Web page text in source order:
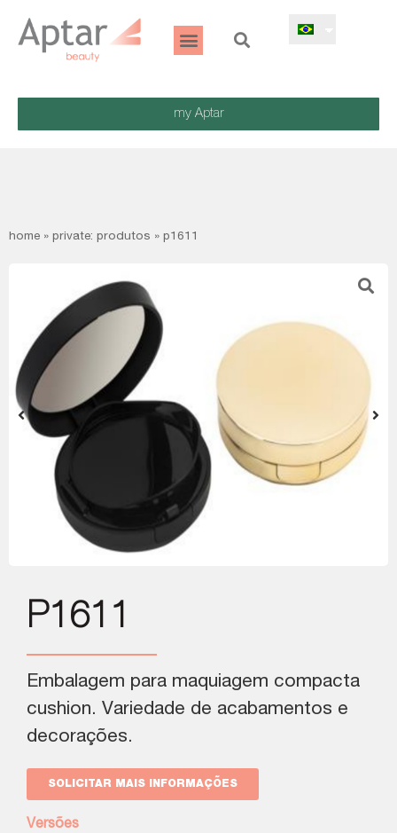
my Aptar
home » private: produtos » p1611
P1611
Embalagem para maquiagem compacta
cushion. Variedade de acabamentos e
decorações.
SOLICITAR MAIS INFORMAÇÕES
Versões